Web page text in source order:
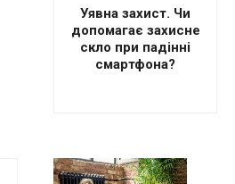
Уявна захист. Чи
допомагає захисне
скло при падінні
смартфона?